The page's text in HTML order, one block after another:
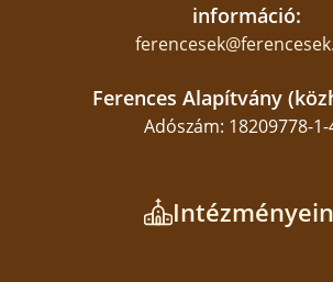
információ:
Ferences Alapítvány
Adószám: 18209778-1-